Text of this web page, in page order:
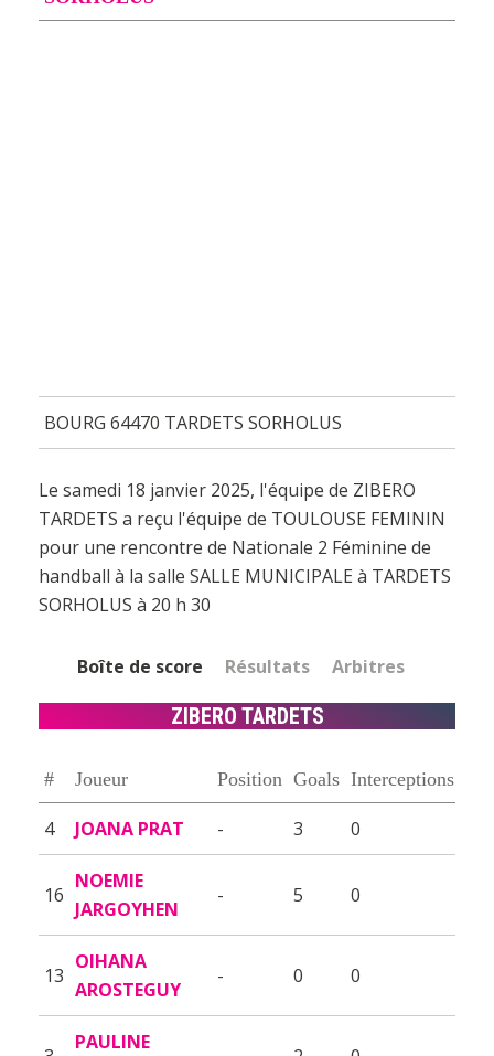
BOURG 64470 TARDETS SORHOLUS
Le samedi 18 janvier 2025, l'équipe de ZIBERO
TARDETS a reçu l'équipe de TOULOUSE FEMININ
pour une rencontre de Nationale 2 Féminine de
handball à la salle SALLE MUNICIPALE à TARDETS
SORHOLUS à 20 h 30
Boîte de score Résultats Arbitres
ZIBERO TARDETS
# Joueur Position Goals Interceptions
4 JOANA PRAT - 3 0
16
NOEMIE
JARGOYHEN
- 5 0
13
OIHANA
AROSTEGUY
- 0 0
PAULINE